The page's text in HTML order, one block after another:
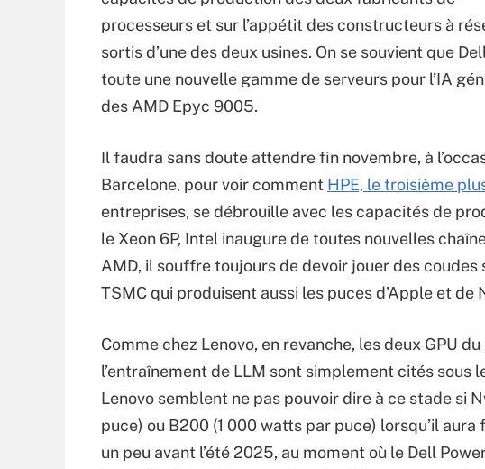
processeurs et sur l’appétit des constructeurs à
sortis d’une des deux usines. On se souvient que
toute une nouvelle gamme de serveurs pour l’IA
des AMD Epyc 9005.
Il faudra sans doute attendre fin novembre, à
Barcelone, pour voir comment HPE, le troisième
entreprises, se débrouille avec les capacités de
le Xeon 6P, Intel inaugure de toutes nouvelles
AMD, il souffre toujours de devoir jouer des
TSMC qui produisent aussi les puces d’Apple et de
Comme chez Lenovo, en revanche, les deux GPU
l’entraînement de LLM sont simplement cités sous
Lenovo semblent ne pas pouvoir dire à ce stade si
puce) ou B200 (1 000 watts par puce) lorsqu’il
un peu avant l’été 2025, au moment où le Dell